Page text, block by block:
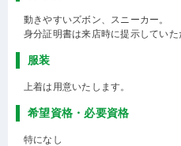
動きやすいズボン、スニーカー。
身分証明書は来店時に提示してい
服装
上着は用意いたします。
希望資格・必要資格
特になし